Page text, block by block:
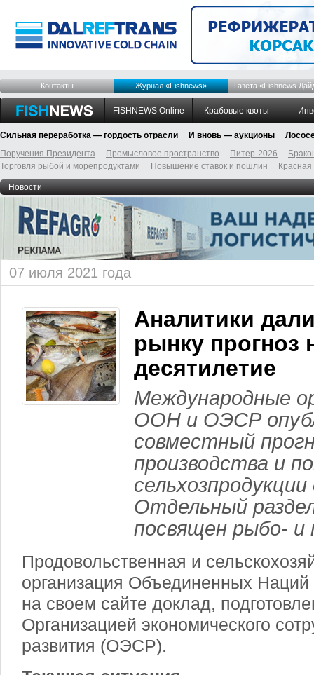
Контакты Журнал «Fishnews» Газета «Fishnews
FISHNEWS Online Крабовые квоты
Сильная переработка — гордость отрасли И вновь — аукционы
Поручения Президента
Промысловое пространство Питер-2026
Торговля рыбой и морепродуктами
Повышение ставок и пошлин
Новости
07 июля 2021 года
Аналитики
рынку прогноз
десятилетие
Международные
ООН и ОЭСР
совместный
производства и
Отдельный
посвящен рыбо- и
Продовольственная и
организация Объединенных
на своем сайте доклад,
Организацией экономического
развития (ОЭСР).